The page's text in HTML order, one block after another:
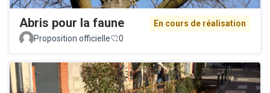
Abris pour la faune
En cours de réalisation
Proposition officielle
0